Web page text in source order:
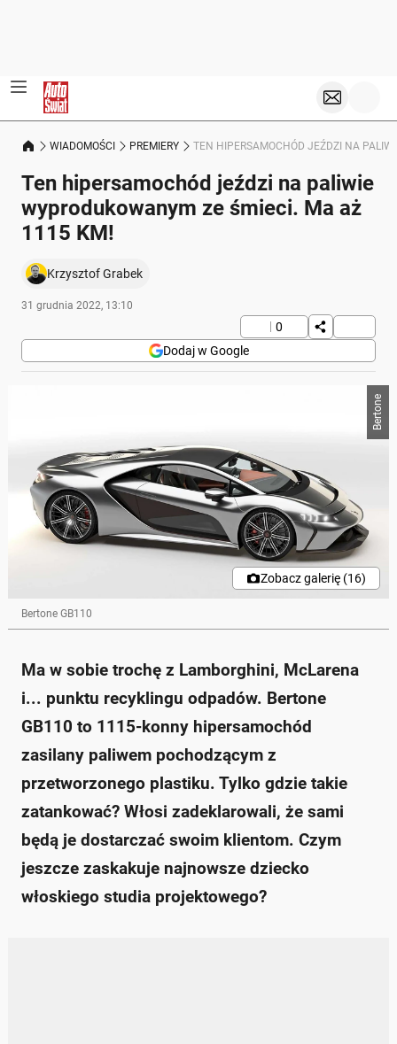
WIADOMOŚCI PREMIERY TEN HIPERSAMOCHÓD JEŹDZI NA
Ten hipersamochód jeździ na paliwie
wyprodukowanym ze śmieci. Ma aż
1115 KM!
Krzysztof Grabek
31 grudnia 2022, 13:10
0
Dodaj w Google
Bertone
Zobacz galerię (16)
Bertone GB110
Ma w sobie trochę z Lamborghini, McLarena
i... punktu recyklingu odpadów. Bertone
GB110 to 1115-konny hipersamochód
zasilany paliwem pochodzącym z
przetworzonego plastiku. Tylko gdzie takie
zatankować? Włosi zadeklarowali, że sami
będą je dostarczać swoim klientom. Czym
jeszcze zaskakuje najnowsze dziecko
włoskiego studia projektowego?